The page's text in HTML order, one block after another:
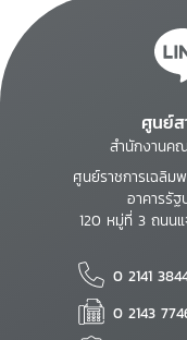
ศูนย์
สำนักงานค
ศูนย์ราชการเฉลิม
อาคารรั
120 หมู่ที่ 3 ถนน
0 2141
0 2143